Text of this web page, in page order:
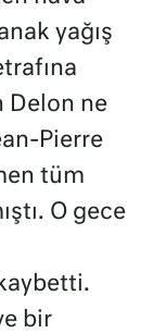
yağış
Delon ne
Pierre
tüm
O gece
bir